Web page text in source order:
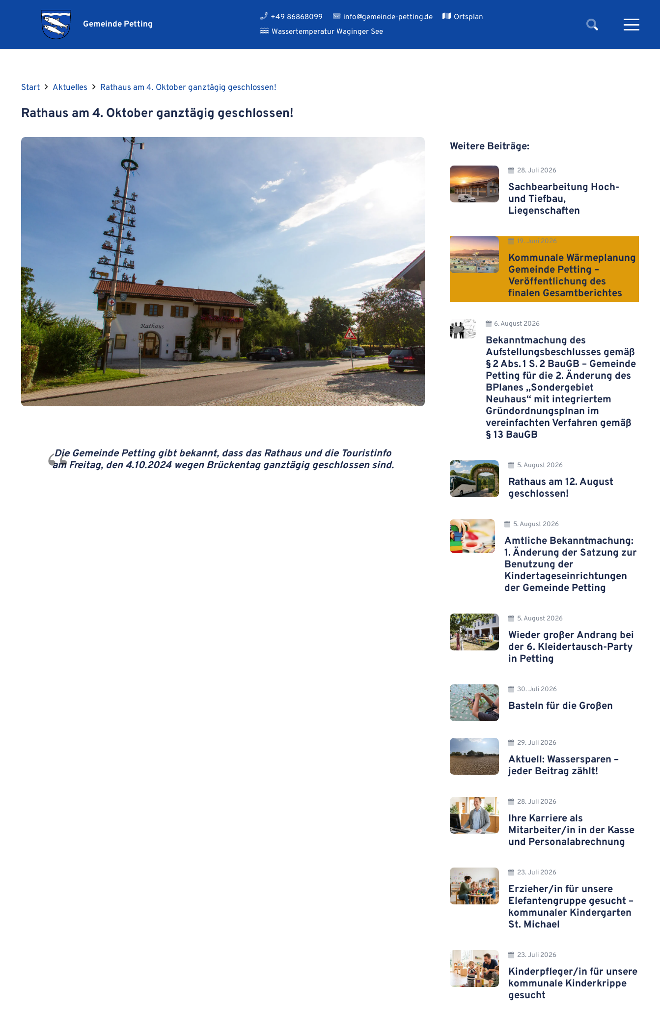
Gemeinde Petting
+49 86868099 info@gemeinde-petting.de
Ortsplan
Wassertemperatur Waginger See
Start Aktuelles Rathaus am 4. Oktober ganztägig geschlossen!
Rathaus am 4. Oktober ganztägig geschlossen!
Die Gemeinde Petting gibt bekannt, dass das Rathaus und die Touristinfo
am Freitag, den 4.10.2024 wegen Brückentag ganztägig geschlossen sind.
Weitere Beiträge:
28. Juli 2026
Sachbearbeitung Hoch-
und Tiefbau,
Liegenschaften
19. Juni 2026
Kommunale Wärmeplanung
Gemeinde Petting –
Veröffentlichung des
finalen Gesamtberichtes
6. August 2026
Bekanntmachung des
Aufstellungsbeschlusses gemäß
§ 2 Abs. 1 S. 2 BauGB – Gemeinde
Petting für die 2. Änderung des
BPlanes „Sondergebiet
Neuhaus“ mit integriertem
Gründordnungsplnan im
vereinfachten Verfahren gemäß
§ 13 BauGB
5. August 2026
Rathaus am 12. August
geschlossen!
5. August 2026
Amtliche Bekanntmachung:
1. Änderung der Satzung zur
Benutzung der
Kindertageseinrichtungen
der Gemeinde Petting
5. August 2026
Wieder großer Andrang bei
der 6. Kleidertausch-Party
in Petting
30. Juli 2026
Basteln für die Großen
29. Juli 2026
Aktuell: Wassersparen –
jeder Beitrag zählt!
28. Juli 2026
Ihre Karriere als
Mitarbeiter/in in der Kasse
und Personalabrechnung
23. Juli 2026
Erzieher/in für unsere
Elefantengruppe gesucht –
kommunaler Kindergarten
St. Michael
23. Juli 2026
Kinderpfleger/in für unsere
kommunale Kinderkrippe
gesucht